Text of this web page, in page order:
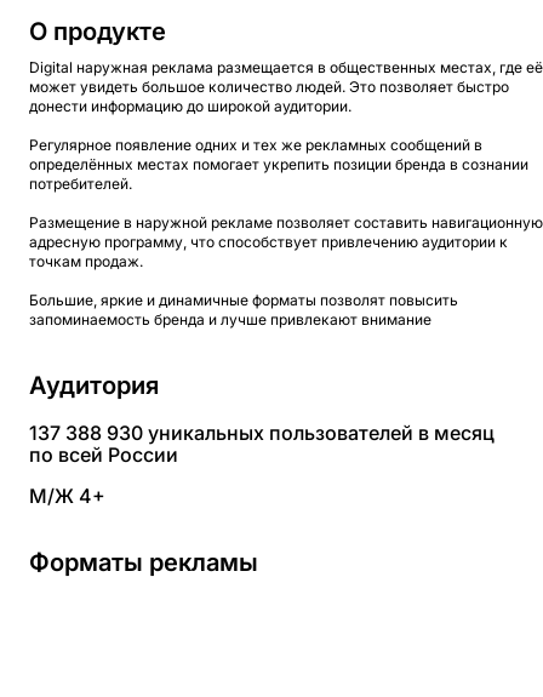
О продукте
Digital наружная реклама размещается в общественных местах, где её
может увидеть большое количество людей. Это позволяет быстро
донести информацию до широкой аудитории.
Регулярное появление одних и тех же рекламных сообщений в
определённых местах помогает укрепить позиции бренда в сознании
потребителей.
Размещение в наружной рекламе позволяет составить навигационную
адресную программу, что способствует привлечению аудитории к
точкам продаж.
Большие, яркие и динамичные форматы позволят повысить
запоминаемость бренда и лучше привлекают внимание
Аудитория
137 388 930 уникальных пользователей в месяц
по всей России
М/Ж 4+
Форматы рекламы